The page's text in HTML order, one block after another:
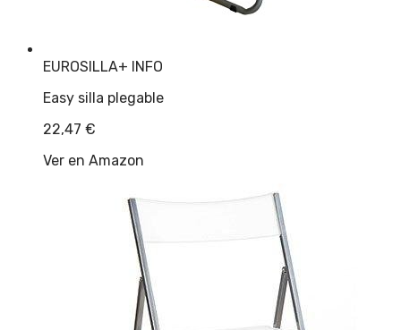
EUROSILLA+ INFO
Easy silla plegable
22,47 €
Ver en Amazon